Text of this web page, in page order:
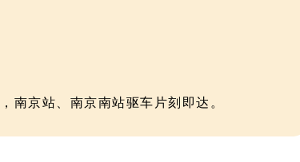
南京站、南京南站驱车片刻即达。